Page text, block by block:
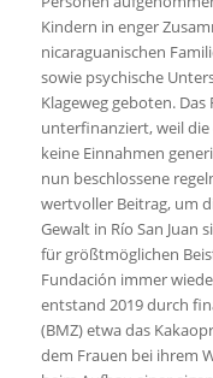
Kindern in enger
nicaraguanischen
sowie psychische
Klageweg geboten.
unterfinanziert, weil
keine Einnahmen
nun beschlossene
wertvoller Beitrag, um
Gewalt in Río San Juan
für größtmöglichen
Fundación immer
entstand 2019 durch
(BMZ) etwa das
dem Frauen bei ihrem